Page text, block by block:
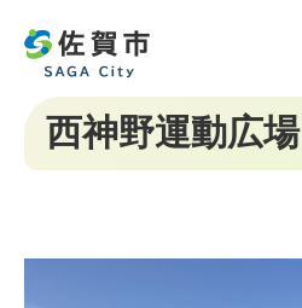
西神野運動広場